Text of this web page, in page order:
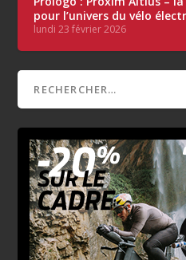
pour l’univers du vélo
lundi 23 février 2026